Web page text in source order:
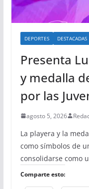
DEPORTES DESTACADAS
Presenta
y medalla
por las
agosto 5, 2026
La playera y la
como símbolos de
consolidarse como
Comparte esto: